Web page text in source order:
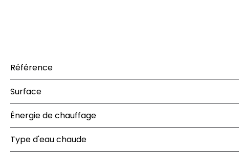
Référence
Surface
Énergie de chauffage
Type d'eau chaude